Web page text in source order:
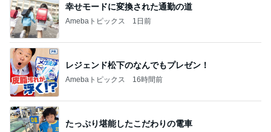
幸せモードに変換された通勤の道
Amebaトピックス 1日前
レジェンド松下のなんでもプレゼン！
Amebaトピックス 16時間前
たっぷり堪能したこだわりの電車